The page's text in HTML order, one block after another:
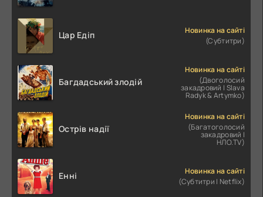
Цар Едіп
Новинка на сайті
(Субтитри)
Багдадський злодій
Новинка на сайті
(Двоголосий
закадровий | Slava
Radyk & Artymko)
Острів надії
Новинка на сайті
(Багатоголосий
закадровий |
НЛО.TV)
Енні
Новинка на сайті
(Субтитри | Netflix)